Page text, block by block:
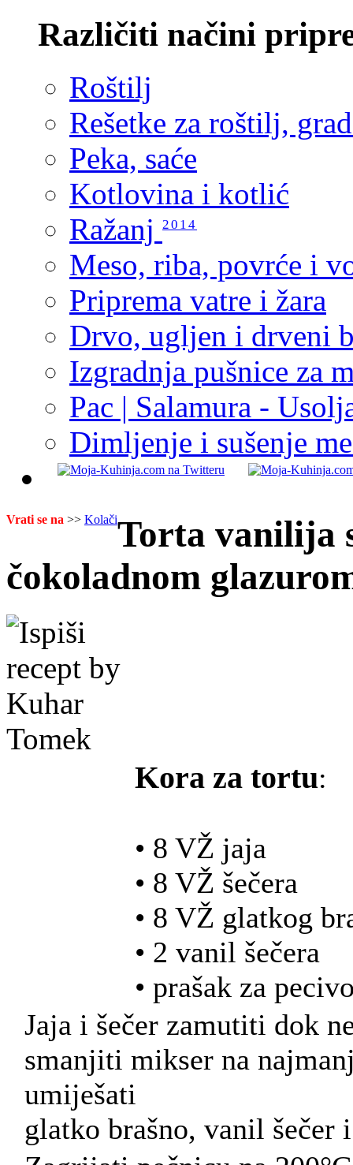
Različiti načini
Roštilj
Rešetke za roštilj,
Peka, saće
Kotlovina i kotlić
Ražanj
2014
Meso, riba, povrće i
Priprema vatre i žara
Drvo, ugljen i drveni
Izgradnja pušnice za
Pac | Salamura -
Dimljenje i sušenje
Vrati se na >> KolačiTorta vanilija
čokoladnom
Kora za tortu:
• 8 VŽ jaja
• 8 VŽ šečera
• 8 VŽ glatkog
• 2 vanil šečera
• prašak za
Jaja i šečer zamutiti dok
smanjiti mikser na
umiješati
glatko brašno, vanil šečer